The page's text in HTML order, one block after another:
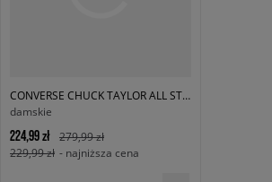
CONVERSE CHUCK TAYLOR ALL STAR MADISON MID
damskie
224,99 zł
279,99 zł
229,99 zł - najniższa cena